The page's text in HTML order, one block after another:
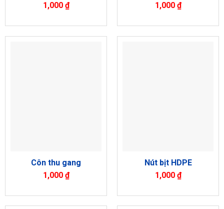
1,000 ₫
1,000 ₫
Côn thu gang
1,000 ₫
Nút bịt HDPE
1,000 ₫